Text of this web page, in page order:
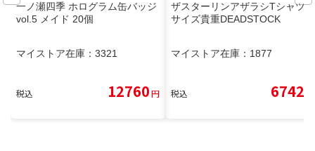
一ノ瀬四季 ホログラム缶バッジ
vol.5 メイド 20個
マイストア在庫： 3321
税込 12760円
ザスターリンアザラシTシャツ L
サイズ貴重DEADSTOCK
マイストア在庫： 1877
税込 6742